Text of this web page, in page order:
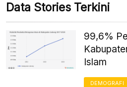
Data Stories Terkini
99,6%
Islam
DEMOGRAFI